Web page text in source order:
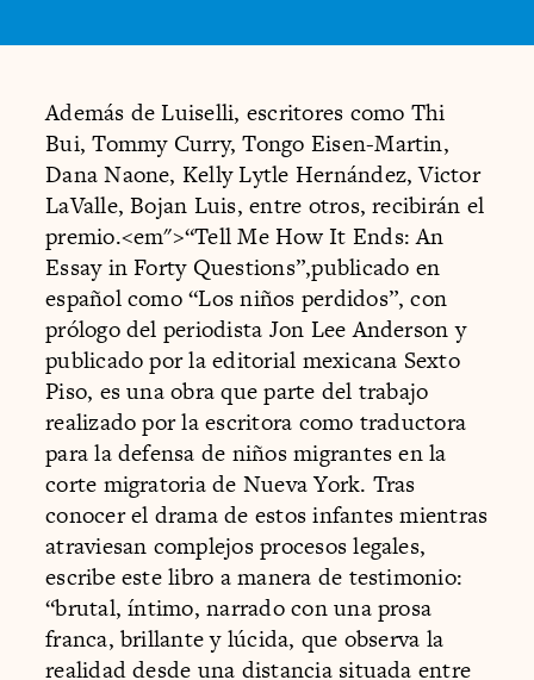
Además de Luiselli, escritores como Thi
Bui, Tommy Curry, Tongo Eisen-Martin,
Dana Naone, Kelly Lytle Hernández, Victor
LaValle, Bojan Luis, entre otros, recibirán el
premio.<em">“Tell Me How It Ends: An
Essay in Forty Questions”,publicado en
español como “Los niños perdidos”, con
prólogo del periodista Jon Lee Anderson y
publicado por la editorial mexicana Sexto
Piso, es una obra que parte del trabajo
realizado por la escritora como traductora
para la defensa de niños migrantes en la
corte migratoria de Nueva York. Tras
conocer el drama de estos infantes mientras
atraviesan complejos procesos legales,
escribe este libro a manera de testimonio:
“brutal, íntimo, narrado con una prosa
franca, brillante y lúcida, que observa la
realidad desde una distancia situada entre